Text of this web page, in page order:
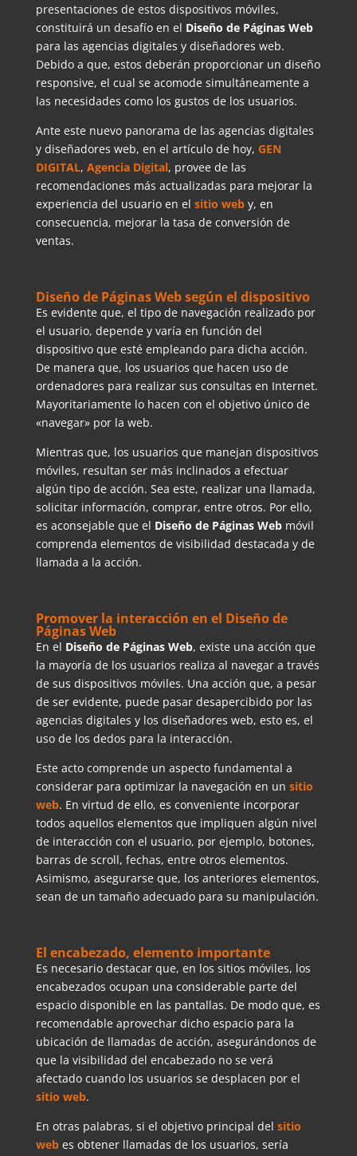
presentaciones de estos dispositivos móviles,
constituirá un desafío en el Diseño de Páginas Web
para las agencias digitales y diseñadores web.
Debido a que, estos deberán proporcionar un diseño
responsive, el cual se acomode simultáneamente a
las necesidades como los gustos de los usuarios.
Ante este nuevo panorama de las agencias digitales
y diseñadores web, en el artículo de hoy, GEN
DIGITAL, Agencia Digital, provee de las
recomendaciones más actualizadas para mejorar la
experiencia del usuario en el sitio web y, en
consecuencia, mejorar la tasa de conversión de
ventas.
Diseño de Páginas Web según el dispositivo
Es evidente que, el tipo de navegación realizado por
el usuario, depende y varía en función del
dispositivo que esté empleando para dicha acción.
De manera que, los usuarios que hacen uso de
ordenadores para realizar sus consultas en Internet.
Mayoritariamente lo hacen con el objetivo único de
«navegar» por la web.
Mientras que, los usuarios que manejan dispositivos
móviles, resultan ser más inclinados a efectuar
algún tipo de acción. Sea este, realizar una llamada,
solicitar información, comprar, entre otros. Por ello,
es aconsejable que el Diseño de Páginas Web móvil
comprenda elementos de visibilidad destacada y de
llamada a la acción.
Promover la interacción en el Diseño de
Páginas Web
En el Diseño de Páginas Web, existe una acción que
la mayoría de los usuarios realiza al navegar a través
de sus dispositivos móviles. Una acción que, a pesar
de ser evidente, puede pasar desapercibido por las
agencias digitales y los diseñadores web, esto es, el
uso de los dedos para la interacción.
Este acto comprende un aspecto fundamental a
considerar para optimizar la navegación en un sitio
web. En virtud de ello, es conveniente incorporar
todos aquellos elementos que impliquen algún nivel
de interacción con el usuario, por ejemplo, botones,
barras de scroll, fechas, entre otros elementos.
Asimismo, asegurarse que, los anteriores elementos,
sean de un tamaño adecuado para su manipulación.
El encabezado, elemento importante
Es necesario destacar que, en los sitios móviles, los
encabezados ocupan una considerable parte del
espacio disponible en las pantallas. De modo que, es
recomendable aprovechar dicho espacio para la
ubicación de llamadas de acción, asegurándonos de
que la visibilidad del encabezado no se verá
afectado cuando los usuarios se desplacen por el
sitio web.
En otras palabras, si el objetivo principal del sitio
web es obtener llamadas de los usuarios, sería